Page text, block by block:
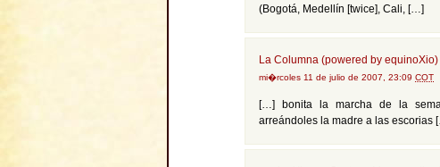
(Bogotá, Medellín [twice], Cali, […]
La Columna (powered by
mi�rcoles 11 de julio de 2007, 23:09 COT
[…] bonita la marcha de la
arreándoles la madre a las escorias